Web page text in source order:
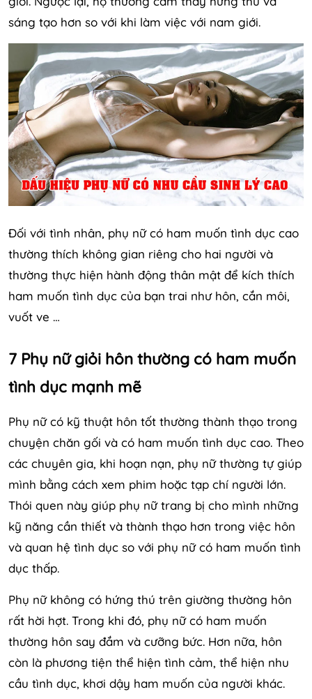
sáng tạo hơn so với khi làm việc với nam giới.
Đối với tình nhân, phụ nữ có ham muốn tình dục cao
thường thích không gian riêng cho hai người và
thường thực hiện hành động thân mật để kích thích
ham muốn tình dục của bạn trai như hôn, cắn môi,
vuốt ve …
7 Phụ nữ giỏi hôn thường có ham muốn
tình dục mạnh mẽ
Phụ nữ có kỹ thuật hôn tốt thường thành thạo trong
chuyện chăn gối và có ham muốn tình dục cao. Theo
các chuyên gia, khi hoạn nạn, phụ nữ thường tự giúp
mình bằng cách xem phim hoặc tạp chí người lớn.
Thói quen này giúp phụ nữ trang bị cho mình những
kỹ năng cần thiết và thành thạo hơn trong việc hôn
và quan hệ tình dục so với phụ nữ có ham muốn tình
dục thấp.
Phụ nữ không có hứng thú trên giường thường hôn
rất hời hợt. Trong khi đó, phụ nữ có ham muốn
thường hôn say đắm và cưỡng bức. Hơn nữa, hôn
còn là phương tiện thể hiện tình cảm, thể hiện nhu
cầu tình dục, khơi dậy ham muốn của người khác.